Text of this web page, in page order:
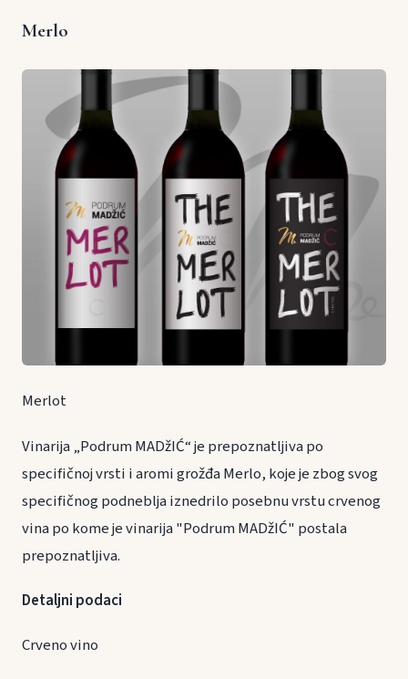
Merlo
Merlot
Vinarija „Podrum MADžIĆ“ je prepoznatljiva po
specifičnoj vrsti i aromi grožđa Merlo, koje je zbog svog
specifičnog podneblja iznedrilo posebnu vrstu crvenog
vina po kome je vinarija "Podrum MADžIĆ" postala
prepoznatljiva.
Detaljni podaci
Crveno vino